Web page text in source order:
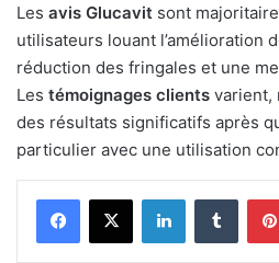
Les avis Glucavit sont
utilisateurs louant l’amélioration
réduction des fringales et une
Les témoignages clients varient,
des résultats significatifs après
particulier avec une utilisation
Linkedin